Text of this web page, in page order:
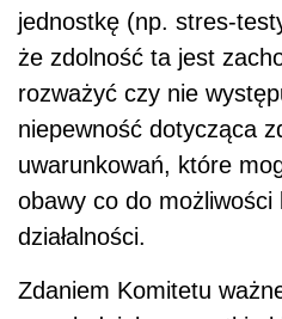
jednostkę (np. stres-
że zdolność ta jest
rozważyć czy nie
niepewność dotycząca
uwarunkowań, które
obawy co do możliwości
działalności.
Zdaniem Komitetu w